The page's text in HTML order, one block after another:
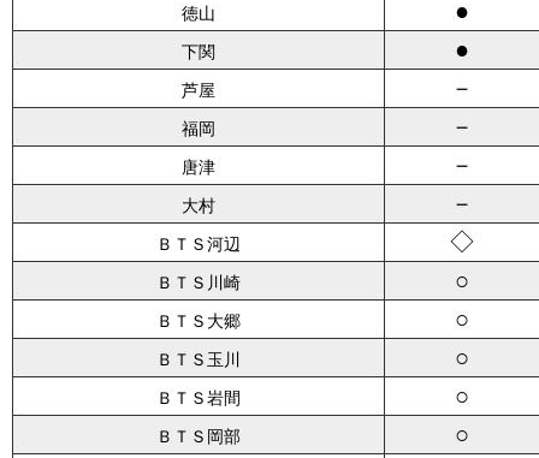
徳山 ●
下関 ●
芦屋 －
福岡 －
唐津 －
大村 －
ＢＴＳ河辺 ◇
ＢＴＳ川崎 ○
ＢＴＳ大郷 ○
ＢＴＳ玉川 ○
ＢＴＳ岩間 ○
ＢＴＳ岡部 ○